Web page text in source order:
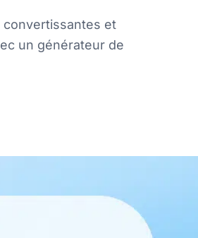
convertissantes et
un générateur de